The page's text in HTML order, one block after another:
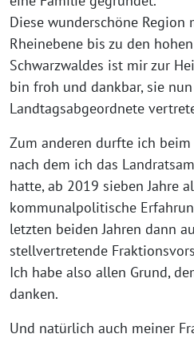
Diese wunderschöne
Rheinebene bis zu den
Schwarzwaldes ist mir zur
bin froh und dankbar, sie
Landtagsabgeordnete
Zum anderen durfte ich
nach dem ich das
hatte, ab 2019 sieben Jahre
kommunalpolitische
letzten beiden Jahren dann
stellvertretende
Ich habe also allen Grund,
danken.
Und natürlich auch meiner